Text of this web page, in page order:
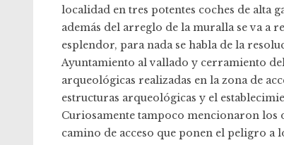
localidad en tres potentes coches de alta
además del arreglo de la muralla se va a
esplendor, para nada se habla de la
Ayuntamiento al vallado y cerramiento
arqueológicas realizadas en la zona de
estructuras arqueológicas y el
Curiosamente tampoco mencionaron los
camino de acceso que ponen el peligro a